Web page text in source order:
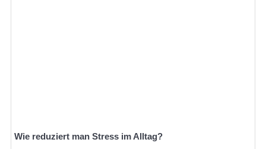
Wie reduziert man Stress im Alltag?